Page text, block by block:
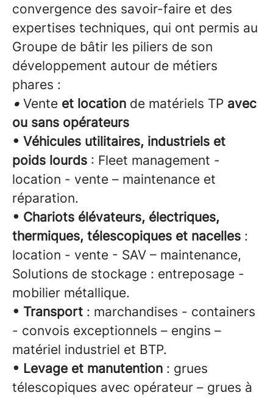
convergence des savoir-faire et des
expertises techniques, qui ont permis au
Groupe de bâtir les piliers de son
développement autour de métiers
phares :
• Vente et location de matériels TP avec
ou sans opérateurs
• Véhicules utilitaires, industriels et
poids lourds : Fleet management -
location - vente – maintenance et
réparation.
• Chariots élévateurs, électriques,
thermiques, télescopiques et nacelles :
location - vente - SAV – maintenance,
Solutions de stockage : entreposage -
mobilier métallique.
• Transport : marchandises - containers
- convois exceptionnels – engins –
matériel industriel et BTP.
• Levage et manutention : grues
télescopiques avec opérateur – grues à